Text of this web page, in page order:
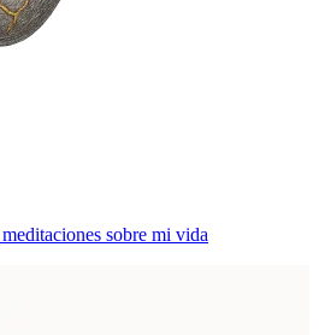
sobre mi vida